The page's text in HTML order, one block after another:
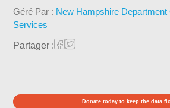
Géré Par : New Hampshire
Services
Partager :
Donate today to keep the data